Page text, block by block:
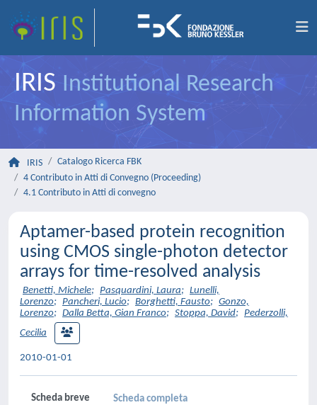
IRIS Institutional Research
Information System
IRIS
Catalogo Ricerca FBK
4 Contributo in Atti di Convegno (Proceeding)
4.1 Contributo in Atti di convegno
Aptamer-based protein recognition
using CMOS single-photon detector
arrays for time-resolved analysis
Benetti, Michele; Pasquardini, Laura; Lunelli,
Lorenzo; Pancheri, Lucio; Borghetti, Fausto; Gonzo,
Lorenzo; Dalla Betta, Gian Franco; Stoppa, David; Pederzolli,
Cecilia
2010-01-01
Scheda breve Scheda completa